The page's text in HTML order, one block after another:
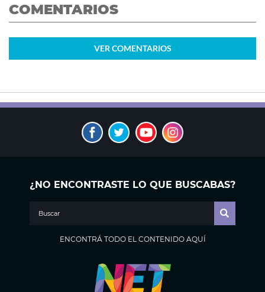
COMENTARIOS
VER COMENTARIOS
¿NO ENCONTRASTE LO QUE BUSCABAS?
ENCONTRÁ TODO EL CONTENIDO AQUÍ